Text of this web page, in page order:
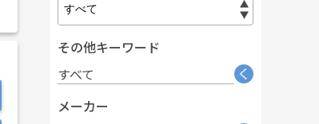
その他キーワード
すべて
く
メーカー